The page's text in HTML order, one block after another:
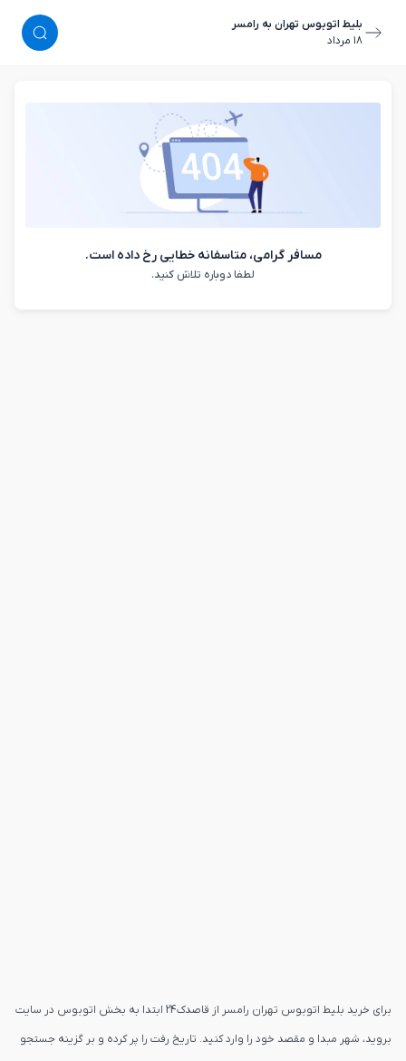
بلیط اتوبوس تهران به رامسر
١٨ مرداد
مسافر گرامی، متاسفانه خطایی رخ داده است.
لطفا دوباره تلاش کنید.
برای خرید بلیط اتوبوس تهران رامسر از قاصدک24 ابتدا به بخش اتوبوس در سایت
بروید، شهر مبدا و مقصد خود را وارد کنید. تاریخ رفت را پر کرده و بر گزینه جستجو